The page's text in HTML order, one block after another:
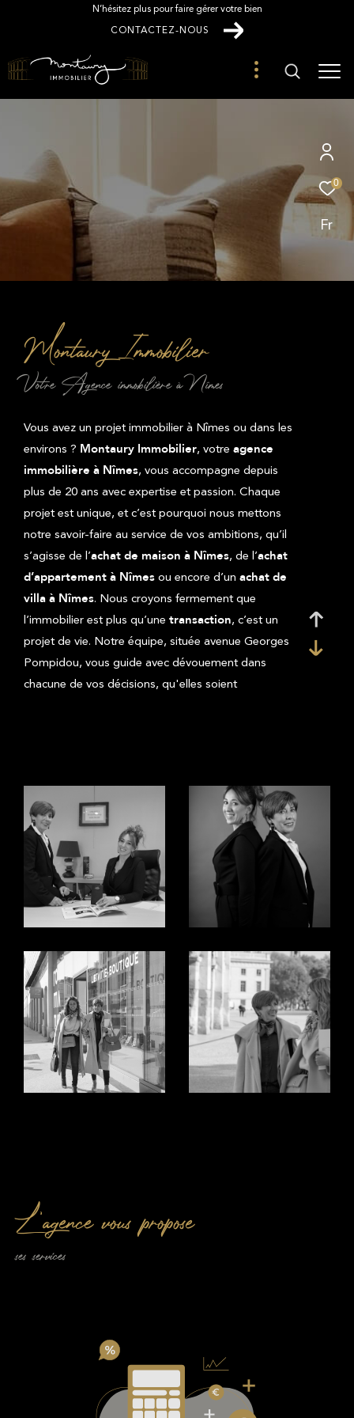
N’hésitez plus pour faire gérer votre bien
CONTACTEZ-NOUS
0
Fr
Montaury Immobilier
Votre Agence immobilière à Nîmes
Vous avez un projet immobilier à Nîmes ou dans les
environs ? Montaury Immobilier, votre agence
immobilière à Nîmes, vous accompagne depuis
plus de 20 ans avec expertise et passion. Chaque
projet est unique, et c’est pourquoi nous mettons
notre savoir-faire au service de vos ambitions, qu’il
s’agisse de l’achat de maison à Nîmes, de l’achat
d’appartement à Nîmes ou encore d’un achat de
villa à Nîmes. Nous croyons fermement que
l’immobilier est plus qu’une transaction, c’est un
projet de vie. Notre équipe, située avenue Georges
Pompidou, vous guide avec dévouement dans
chacune de vos décisions, qu'elles soient
Immobilières
Transactions Immobilières
Chez Montaury Immobilier, nous comprenons que
chaquetransaction immobilière à Nîmes
moment décisif. Que vous cherchiez à acquérir une
propriété pour votre famille ou à investir dans un
Nîmes, nous vous offrons une gamme de biens triés
sur le volet. Notre agence met un point d’honneur à
proposer des propriétés qui allient standing et
opportunités uniques. Grâce à notre connaissance
approfondie du marché local et à notre réseau, nous
garantissons un accompagnement sur-mesure et
adapté à vos besoins.
estimations précises
immobilierà Nîmes et ses environs. Nos experts
service rapide et professionnel. Que vous envisagiez
Contactez-nous
Pour toute question ou demande spécifique, notre
L'agence vous propose
ses services